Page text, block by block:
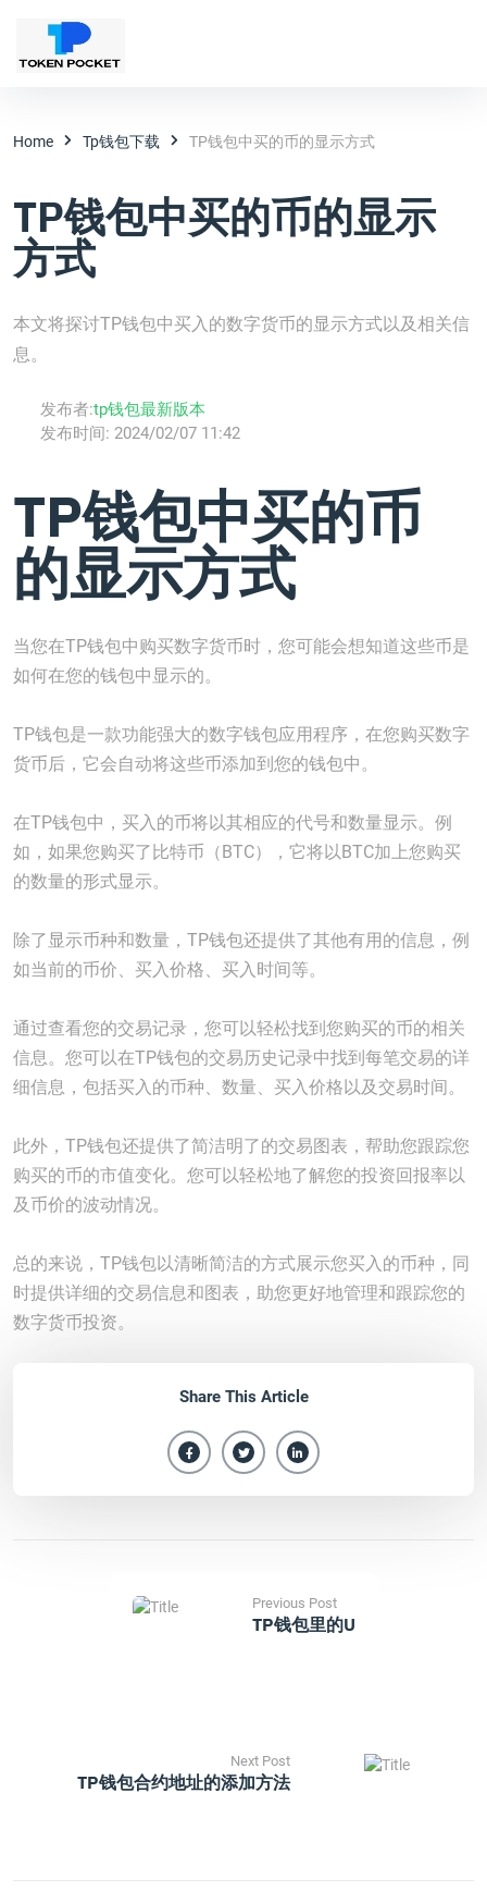
Home Tp钱包下载 TP钱包中买的币的显示方式
TP钱包中买的币的显示
方式
本文将探讨TP钱包中买入的数字货币的显示方式以及相关信
息。
发布者:tp钱包最新版本
发布时间: 2024/02/07 11:42
TP钱包中买的币
的显示方式
当您在TP钱包中购买数字货币时，您可能会想知道这些币是
如何在您的钱包中显示的。
TP钱包是一款功能强大的数字钱包应用程序，在您购买数字
货币后，它会自动将这些币添加到您的钱包中。
在TP钱包中，买入的币将以其相应的代号和数量显示。例
如，如果您购买了比特币（BTC），它将以BTC加上您购买
的数量的形式显示。
除了显示币种和数量，TP钱包还提供了其他有用的信息，例
如当前的币价、买入价格、买入时间等。
通过查看您的交易记录，您可以轻松找到您购买的币的相关
信息。您可以在TP钱包的交易历史记录中找到每笔交易的详
细信息，包括买入的币种、数量、买入价格以及交易时间。
此外，TP钱包还提供了简洁明了的交易图表，帮助您跟踪您
购买的币的市值变化。您可以轻松地了解您的投资回报率以
及币价的波动情况。
总的来说，TP钱包以清晰简洁的方式展示您买入的币种，同
时提供详细的交易信息和图表，助您更好地管理和跟踪您的
数字货币投资。
Share This Article
Previous Post
TP钱包里的u
Next Post
TP钱包合约地址的添加方法